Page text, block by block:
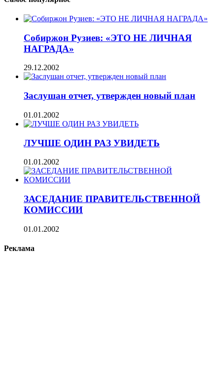
Собиржон Рузиев: «ЭТО НЕ ЛИЧНАЯ
НАГРАДА»
29.12.2002
Заслушан отчет, утвержден новый план
01.01.2002
ЛУЧШЕ ОДИН РАЗ УВИДЕТЬ
01.01.2002
ЗАСЕДАНИЕ ПРАВИТЕЛЬСТВЕННОЙ
КОМИССИИ
01.01.2002
Реклама